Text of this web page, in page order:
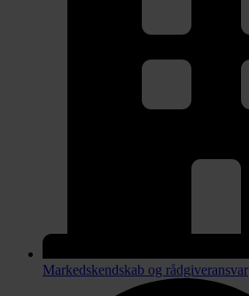
Markedskendskab og rådgiveransvar